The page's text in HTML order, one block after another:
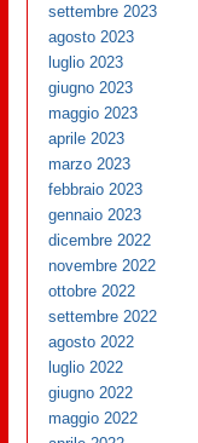
settembre 2023
agosto 2023
luglio 2023
giugno 2023
maggio 2023
aprile 2023
marzo 2023
febbraio 2023
gennaio 2023
dicembre 2022
novembre 2022
ottobre 2022
settembre 2022
agosto 2022
luglio 2022
giugno 2022
maggio 2022